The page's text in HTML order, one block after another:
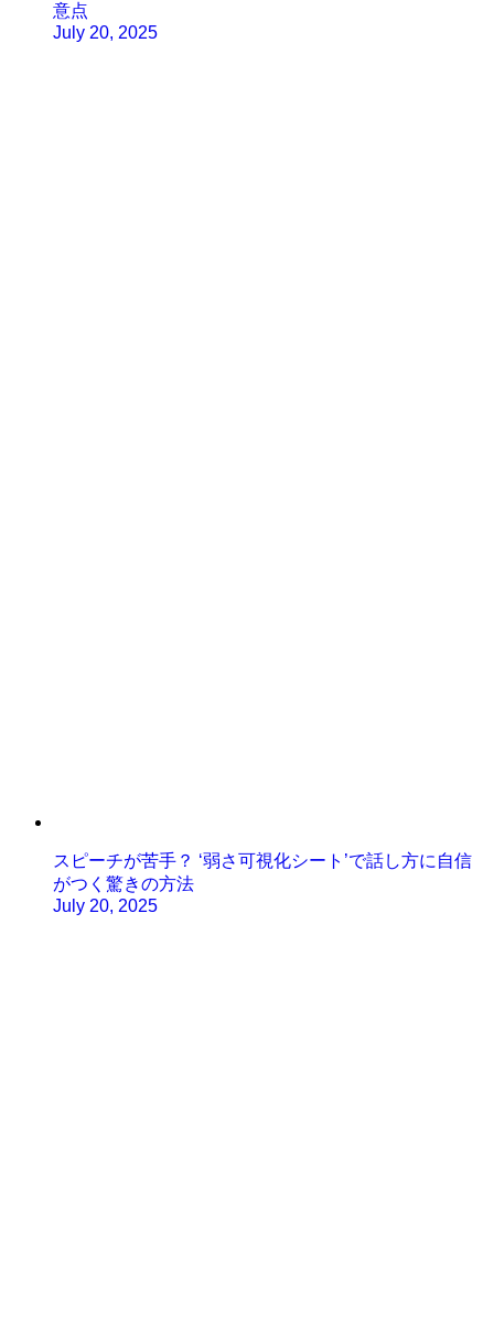
意点
July 20, 2025
スピーチが苦手？ ‘弱さ可視化シート’で話し方に自信
がつく驚きの方法
July 20, 2025